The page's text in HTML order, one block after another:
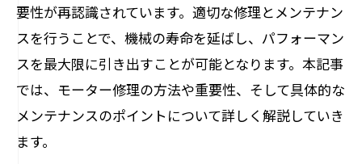
要性が再認識されています。適切な修理とメンテナン
スを行うことで、機械の寿命を延ばし、パフォーマン
スを最大限に引き出すことが可能となります。本記事
では、モーター修理の方法や重要性、そして具体的な
メンテナンスのポイントについて詳しく解説していき
ます。